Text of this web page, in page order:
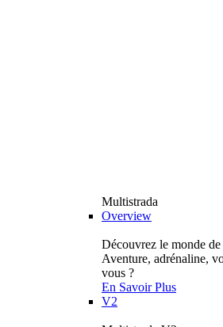
Multistrada
Overview
Découvrez le monde
Aventure, adrénaline,
vous ?
En Savoir Plus
V2